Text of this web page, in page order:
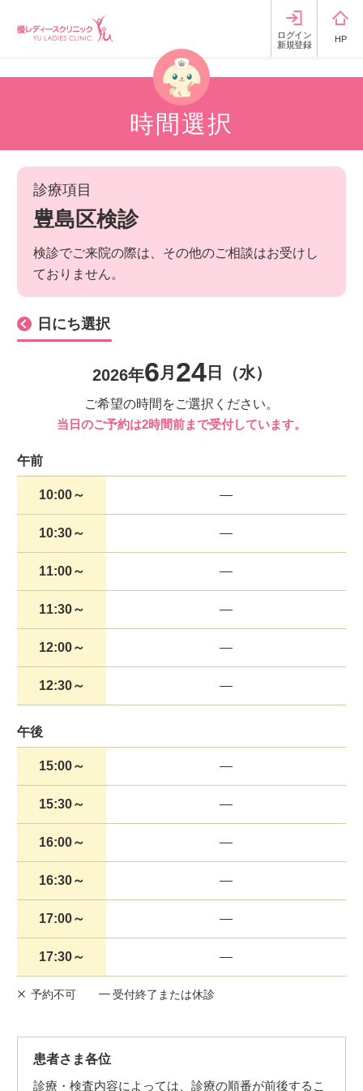
ログイン
新規登録
HP
時間選択
診療項目
豊島区検診
検診でご来院の際は、その他のご相談はお受けし
ておりません。
日にち選択
2026年6 月 24日 （水）
ご希望の時間をご選択ください。
当日のご予約は2時間前まで受付しています。
午前
10:00～
10:30～
11:00～
11:30～
12:00～
12:30～
午後
15:00～
15:30～
16:00～
16:30～
17:00～
17:30～
予約不可 受付終了または休診
患者さま各位
診療・検査内容によっては、診療の順番が前後するこ